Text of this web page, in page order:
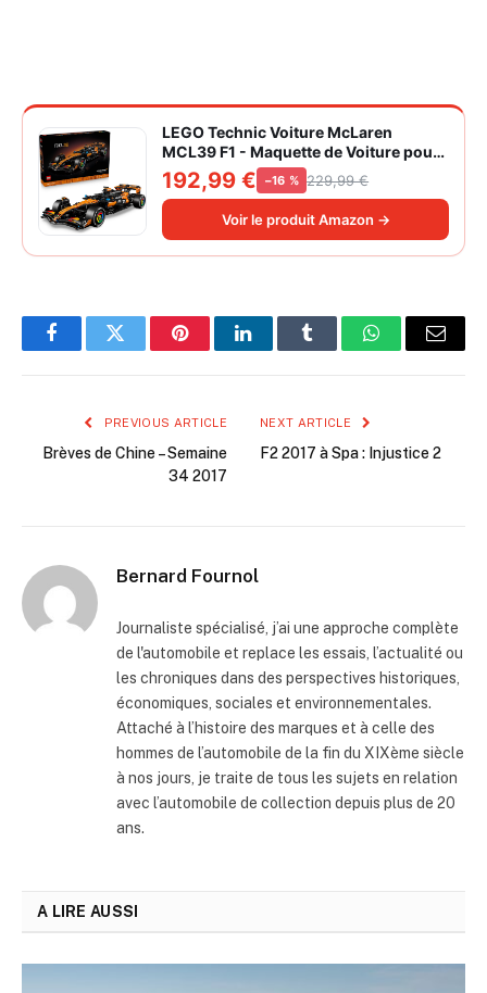
LEGO Technic Voiture McLaren
MCL39 F1 - Maquette de Voiture pour
Adulte - Set de Construction Formule 1
Collector - Moteur V6 & Différentiel -
Idée Cadeau pour Fans de Sport
Automobile 42228
192,99 € −16 % 229,99 €
Voir le produit Amazon →
FacebookTwitter PinterestLinkedInTumblr WhatsAppEmail
PREVIOUS ARTICLE
Brèves de Chine – Semaine
34 2017
NEXT ARTICLE
F2 2017 à Spa : Injustice 2
Bernard Fournol
Journaliste spécialisé, j’ai une approche complète
de l'automobile et replace les essais, l’actualité ou
les chroniques dans des perspectives historiques,
économiques, sociales et environnementales.
Attaché à l’histoire des marques et à celle des
hommes de l’automobile de la fin du XIXème siècle
à nos jours, je traite de tous les sujets en relation
avec l’automobile de collection depuis plus de 20
ans.
A LIRE AUSSI